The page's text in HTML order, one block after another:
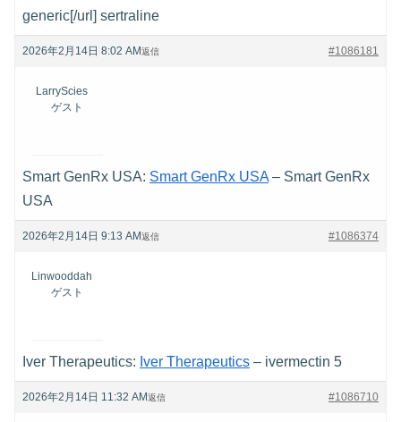
generic[/url] sertraline
2026年2月14日 8:02 AM #1086181
返信
LarryScies
ゲスト
Smart GenRx USA: Smart GenRx USA – Smart GenRx
USA
2026年2月14日 9:13 AM #1086374
返信
Linwooddah
ゲスト
Iver Therapeutics: Iver Therapeutics – ivermectin 5
2026年2月14日 11:32 AM #1086710
返信